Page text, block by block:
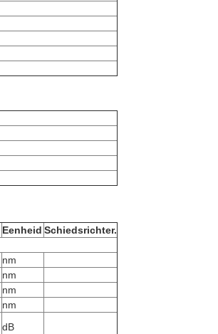
Eenheid Schiedsrichter.
nm
nm
nm
nm
dB